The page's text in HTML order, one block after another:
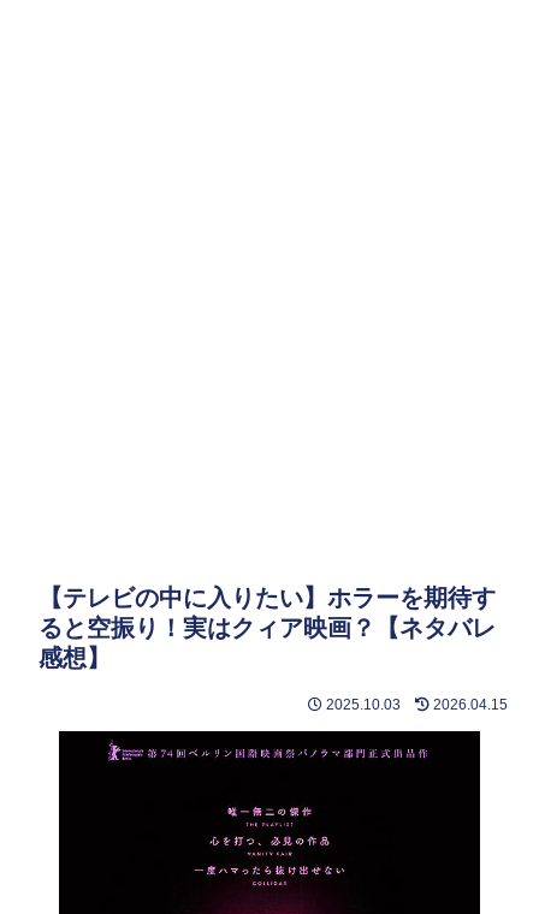
【テレビの中に入りたい】ホラーを期待す
ると空振り！実はクィア映画？【ネタバレ
感想】
2025.10.03 2026.04.15